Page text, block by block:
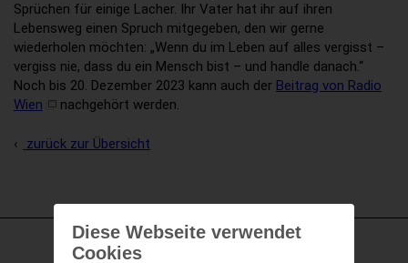
Diese Webseite verwendet
Cookies
Sprüchen für einige Lacher. Ihr Vater hat ihr auf ihren
Lebensweg einen Spruch mitgegeben, den wir gerne
wiederholen möchten: „Wenn du im Leben auf alles vergisst –
vergiss nie, dass du ein Mensch bist – und handle danach.“
Noch bis 20. Dezember 2023 kann auch der Beitrag von Radio
Wien
nachgehört werden.
zurück zur Übersicht